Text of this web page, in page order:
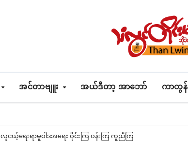
အင်တာဗျူး အယ်ဒီတာ့ အာဘော် ကာတွန်
လူငယ့်ရေးရာမူဝါဒအရေး ဝိုင်းကြ ဝန်းကြ ကူညီကြ